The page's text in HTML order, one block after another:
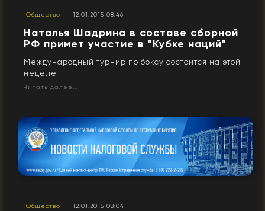
Общество | 12.01.2015 08:46
Наталья Шадрина в составе сборной
РФ примет участие в "Кубке наций"
Международный турнир по боксу состоится на этой
неделе.
Читать далее...
Общество | 12.01.2015 08:04